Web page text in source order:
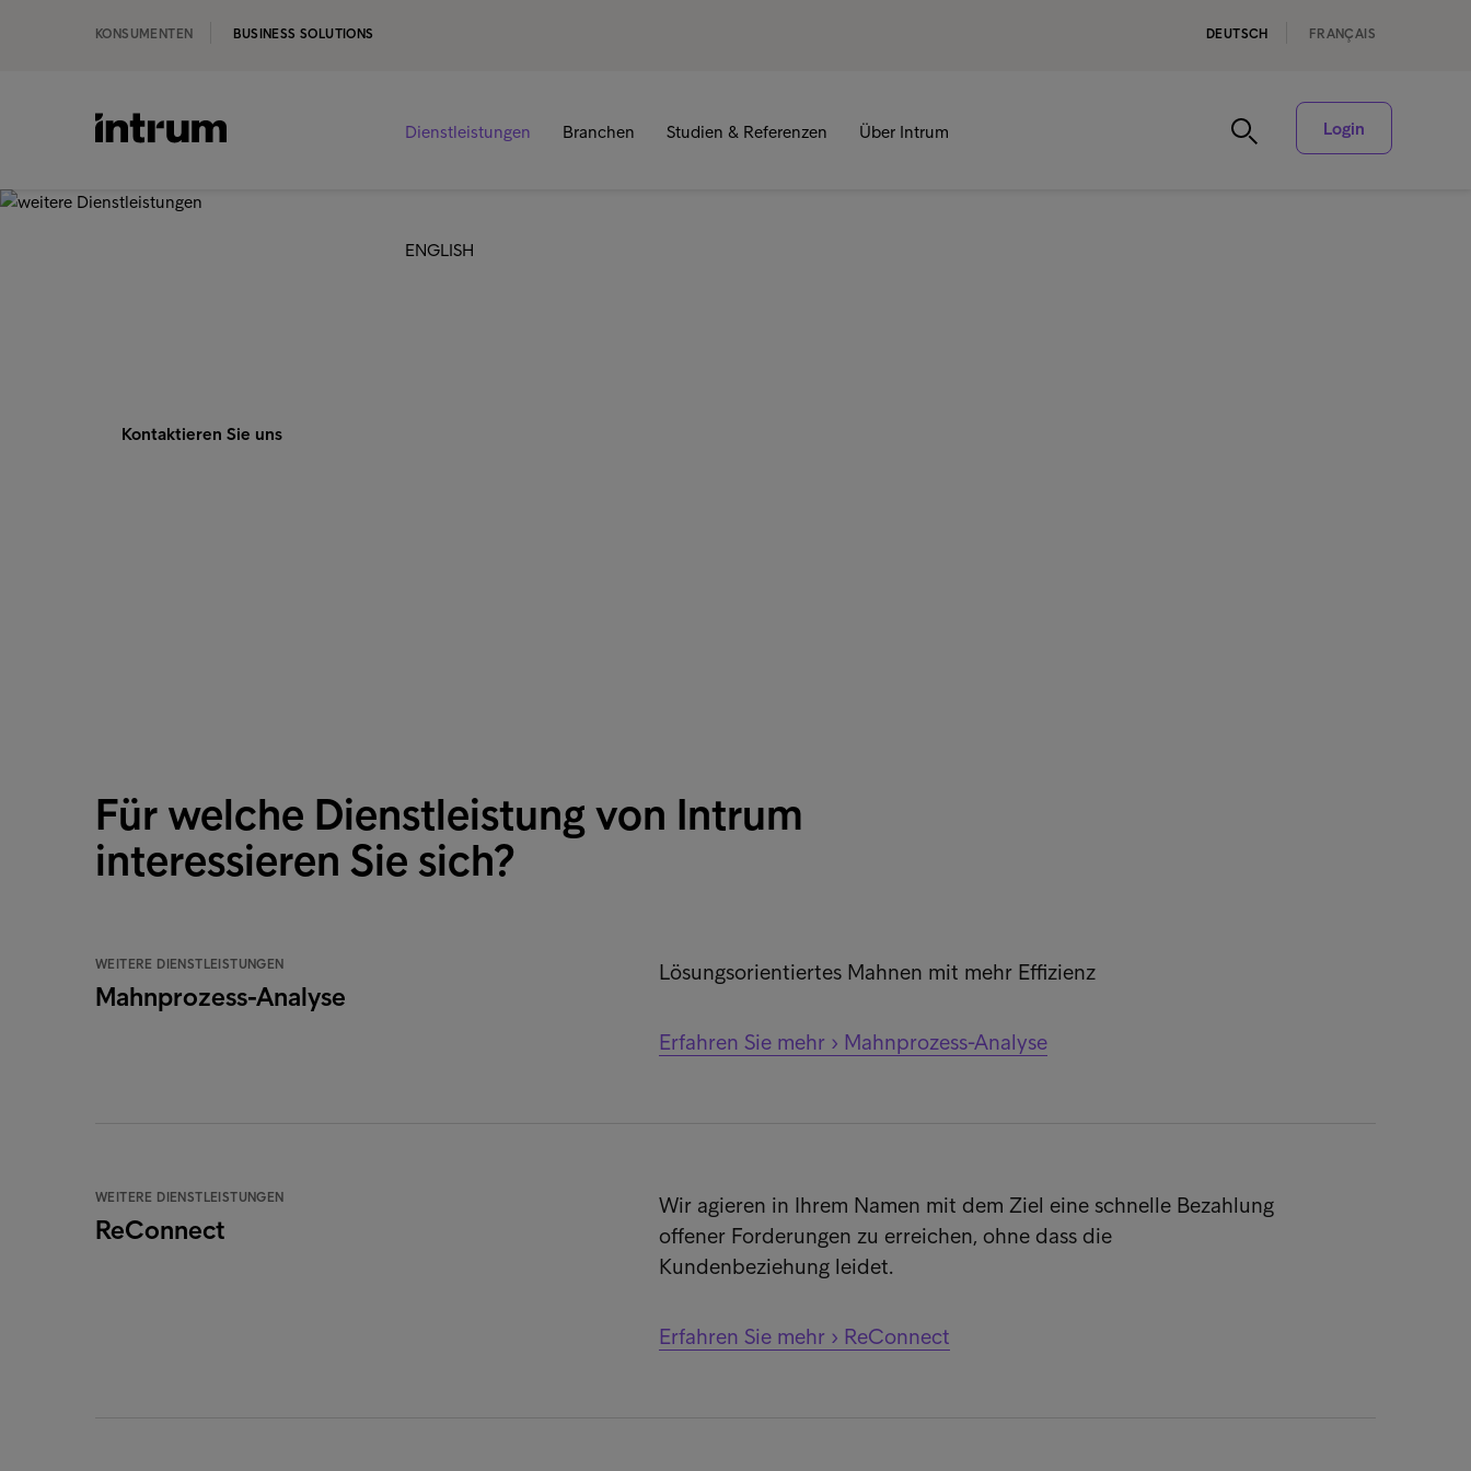
KONSUMENTEN BUSINESS SOLUTIONS DEUTSCH FRANÇAIS
Dienstleistungen Branchen Studien & Referenzen Über Intrum
ENGLISH
Login
Kontaktieren Sie uns
Für welche Dienstleistung von Intrum
interessieren Sie sich?
WEITERE DIENSTLEISTUNGEN
Mahnprozess-Analyse
Lösungsorientiertes Mahnen mit mehr Effizienz
Erfahren Sie mehr › Mahnprozess-Analyse
WEITERE DIENSTLEISTUNGEN
ReConnect
Wir agieren in Ihrem Namen mit dem Ziel eine schnelle Bezahlung
offener Forderungen zu erreichen, ohne dass die
Kundenbeziehung leidet.
Erfahren Sie mehr › ReConnect